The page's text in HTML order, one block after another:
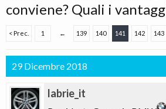
conviene? Quali i
< Prec. 1 ← 139 140 141 142 143
29 Dicembre 2018
labrie_it